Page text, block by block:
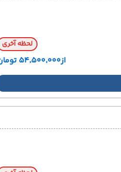
لحظه آخری
از۵۴٬۵۰۰٬۰۰۰ تومان